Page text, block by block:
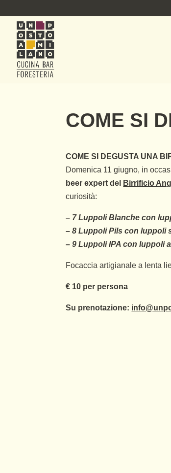
COME SI
COME SI DEGUSTA UNA
Domenica 11 giugno, in
beer expert del
Birrificio
curiosità:
– 7 Luppoli Blanche con
– 8 Luppoli Pils con luppoli
– 9 Luppoli IPA con luppoli
Focaccia artigianale a lenta
€ 10 per persona
Su prenotazione: